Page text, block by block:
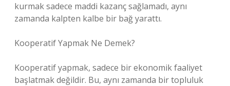
kurmak sadece maddi kazanç sağlamadı, aynı
zamanda kalpten kalbe bir bağ yarattı.
Kooperatif Yapmak Ne Demek?
Kooperatif yapmak, sadece bir ekonomik faaliyet
başlatmak değildir. Bu, aynı zamanda bir topluluk